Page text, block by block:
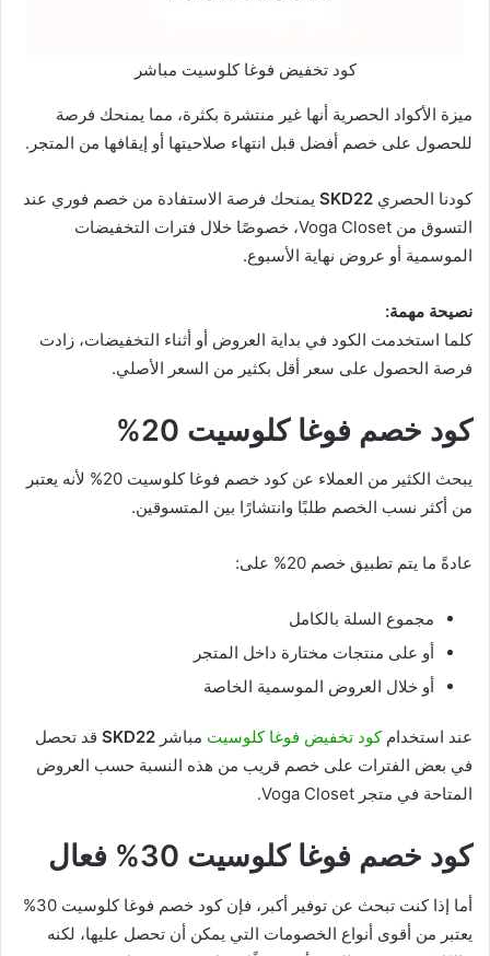
كود تخفيض فوغا كلوسيت مباشر
ميزة الأكواد الحصرية أنها غير منتشرة بكثرة، مما يمنحك فرصة
للحصول على خصم أفضل قبل انتهاء صلاحيتها أو إيقافها من المتجر.
كودنا الحصري SKD22 يمنحك فرصة الاستفادة من خصم فوري عند
التسوق من Voga Closet، خصوصًا خلال فترات التخفيضات
الموسمية أو عروض نهاية الأسبوع.
نصيحة مهمة:
كلما استخدمت الكود في بداية العروض أو أثناء التخفيضات، زادت
فرصة الحصول على سعر أقل بكثير من السعر الأصلي.
كود خصم فوغا كلوسيت 20%
يبحث الكثير من العملاء عن كود خصم فوغا كلوسيت 20% لأنه يعتبر
من أكثر نسب الخصم طلبًا وانتشارًا بين المتسوقين.
عادةً ما يتم تطبيق خصم 20% على:
مجموع السلة بالكامل
أو على منتجات مختارة داخل المتجر
أو خلال العروض الموسمية الخاصة
عند استخدامكود تخفيض فوغا كلوسيت مباشر SKD22 قد تحصل
في بعض الفترات على خصم قريب من هذه النسبة حسب العروض
المتاحة في متجر Voga Closet.
كود خصم فوغا كلوسيت 30% فعال
أما إذا كنت تبحث عن توفير أكبر، فإن كود خصم فوغا كلوسيت 30%
يعتبر من أقوى أنواع الخصومات التي يمكن أن تحصل عليها، لكنه